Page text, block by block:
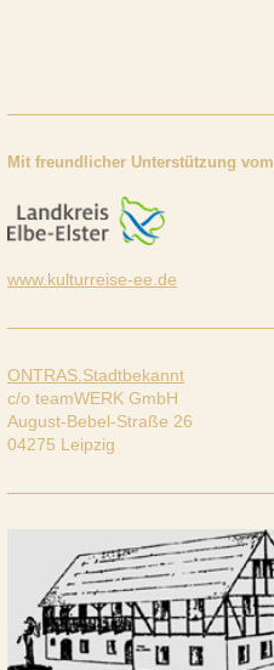
Mit freundlicher Unterstützung vom
www.kulturreise-ee.de
ONTRAS.Stadtbekannt
c/o teamWERK GmbH
August-Bebel-Straße 26
04275 Leipzig